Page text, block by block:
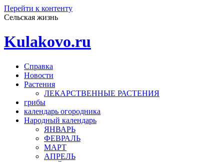
Перейти к контенту
Сельская жизнь
Kulakovo.ru
Справка
Новости
Растения
ЛЕКАРСТВЕННЫЕ РАСТЕНИЯ
грибы
календарь огородника
Народный календарь
ЯНВАРЬ
ФЕВРАЛЬ
МАРТ
АПРЕЛЬ